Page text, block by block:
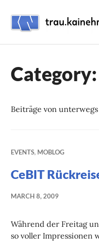
content
TRAU.KAINEHM
Category:
Beiträge von unterwegs
EVENTS, MOBLOG
CeBIT
MARCH 8, 2009
Während der Freitag
so voller Impressionen